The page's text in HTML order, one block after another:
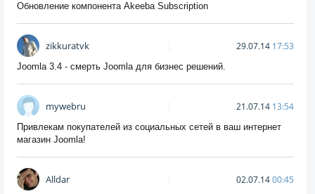
Обновление компонента Akeeba Subscription
zikkuratvk 29.07.14 17:53
Joomla 3.4 - смерть Joomla для бизнес решений.
mywebru 21.07.14 13:54
Привлекам покупателей из социальных сетей в ваш интернет
магазин Joomla!
Alldar 02.07.1400:45